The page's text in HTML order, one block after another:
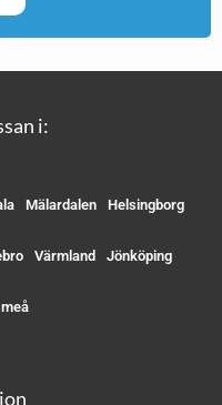
i:
Mälardalen Helsingborg
Värmland Jönköping